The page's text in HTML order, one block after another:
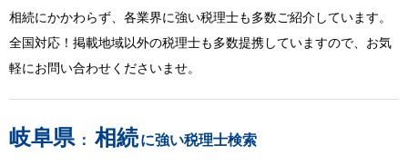
相続にかかわらず、各業界に強い税理士も多数ご紹介しています。
全国対応！掲載地域以外の税理士も多数提携していますので、お気
軽にお問い合わせくださいませ。
岐阜県 ： 相続に強い税理士検索